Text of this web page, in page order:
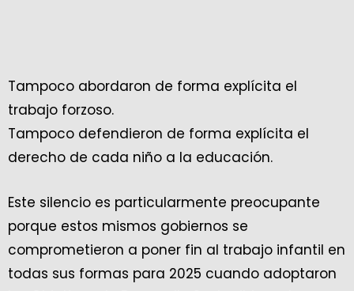
Tampoco abordaron de forma explícita el
trabajo forzoso.
Tampoco defendieron de forma explícita el
derecho de cada niño a la educación.
Este silencio es particularmente preocupante
porque estos mismos gobiernos se
comprometieron a poner fin al trabajo infantil en
todas sus formas para 2025 cuando adoptaron